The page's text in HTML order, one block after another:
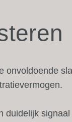
onvoldoende
duidelijk